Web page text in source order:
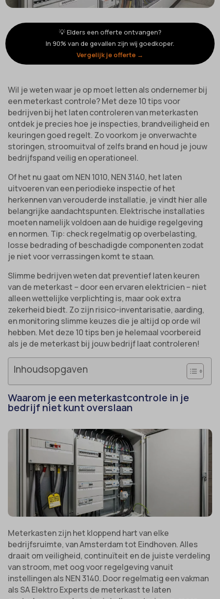
💡 Elders een offerte ontvangen?
In 90% van de gevallen zijn wij goedkoper.
Vergelijk je offerte →
Wil je weten waar je op moet letten als ondernemer bij
een meterkast controle? Met deze 10 tips voor
bedrijven bij het laten controleren van meterkasten
ontdek je precies hoe je inspecties, brandveiligheid en
keuringen goed regelt. Zo voorkom je onverwachte
storingen, stroomuitval of zelfs brand en houd je jouw
bedrijfspand veilig en operationeel.
Of het nu gaat om NEN 1010, NEN 3140, het laten
uitvoeren van een periodieke inspectie of het
herkennen van verouderde installatie, je vindt hier alle
belangrijke aandachtspunten. Elektrische installaties
moeten namelijk voldoen aan de huidige regelgeving
en normen. Tip: check regelmatig op overbelasting,
losse bedrading of beschadigde componenten zodat
je niet voor verrassingen komt te staan.
Slimme bedrijven weten dat preventief laten keuren
van de meterkast – door een ervaren elektricien – niet
alleen wettelijke verplichting is, maar ook extra
zekerheid biedt. Zo zijn risico-inventarisatie, aarding,
en monitoring slimme keuzes die je altijd op orde wil
hebben. Met deze 10 tips ben je helemaal voorbereid
als je de meterkast bij jouw bedrijf laat controleren!
Inhoudsopgaven
Waarom je een meterkastcontrole in je
bedrijf niet kunt overslaan
Meterkasten zijn het kloppend hart van elke
bedrijfsruimte, van Amsterdam tot Eindhoven. Alles
draait om veiligheid, continuïteit en de juiste verdeling
van stroom, met oog voor regelgeving vanuit
instellingen als NEN 3140. Door regelmatig een vakman
als SA Elektro Experts de meterkast te laten